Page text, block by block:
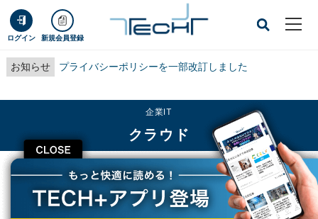
ログイン 新規会員登録
お知らせ プライバシーポリシーを一部改訂しました
CLOSE
企業IT
クラウド
TECH+ 企業IT
クラウド
“大退職時代”を回避するには? ワークデイ正井社長が予想する「2022年の人事ト